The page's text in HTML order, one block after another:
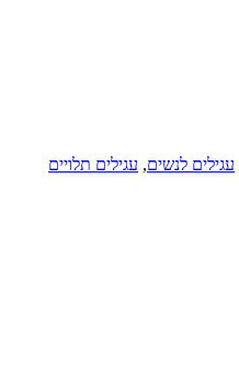
עגילים לנשים, עגילים תלויים